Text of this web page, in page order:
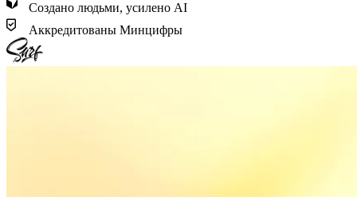
Создано людьми, усилено AI
Аккредитованы Минцифры